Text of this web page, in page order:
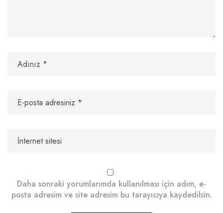
Daha sonraki yorumlarımda kullanılması için adım, e-
posta adresim ve site adresim bu tarayıcıya kaydedilsin.